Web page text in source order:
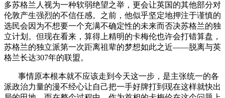
多苏格兰人视为一种软弱绝望之举，更会让英国的其他部分对
伦敦产生强烈的不信任感。之前，他似乎坚定地押注于谨慎的
选民会因为不想要一个充满不确定性的未来而否决苏格兰的独
立计划。但现在看来，算得上精明的卡梅伦也许会打错算盘，
苏格兰的独立派第一次距离祖辈的梦想如此之近——脱离与英
格兰长达307年的联盟。
事情原本根本就不应该走到今天这一步，是主张统一的各
派政治力量的漫不经心让自己把一手好牌打到现在这样就快出